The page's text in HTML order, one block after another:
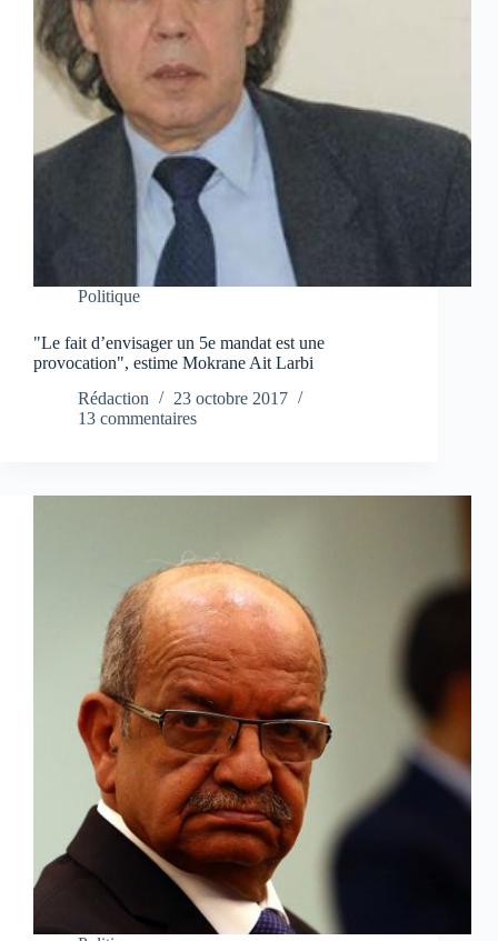
Politique
"Le fait d’envisager un 5e mandat est une
provocation", estime Mokrane Ait Larbi
Rédaction
23 octobre 2017
13 commentaires